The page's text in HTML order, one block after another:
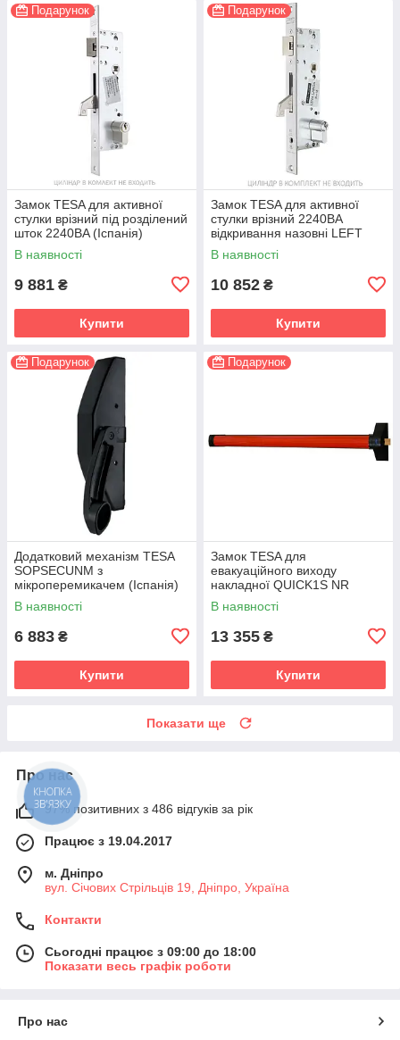
Подарунок
Замок TESA для активної
стулки врізний під розділений
шток 2240BA (Іспанія)
В наявності
9 881 ₴
Купити
Подарунок
Замок TESA для активної
стулки врізний 2240BA
відкривання назовні LEFT
(Іспанія)
В наявності
10 852 ₴
Купити
Подарунок
Додатковий механізм TESA
SOPSECUNM з
мікроперемикачем (Іспанія)
В наявності
6 883 ₴
Купити
Подарунок
Замок TESA для
евакуаційного виходу
накладної QUICK1S NR
чорний / червоний (Іспанія)
В наявності
13 355 ₴
Купити
Показати ще
Про нас
97% позитивних з 486 відгуків за рік
Працює з 19.04.2017
м. Дніпро
вул. Січових Стрільців 19, Дніпро, Україна
Контакти
Сьогодні працює з 09:00 до 18:00
Показати весь графік роботи
Про нас
КНОПКА
ЗВ'ЯЗКУ